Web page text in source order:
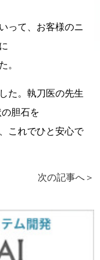
って、お客様のニ
。
た。執刀医の先生
胆石を
これでひと安心で
次の記事へ ＞